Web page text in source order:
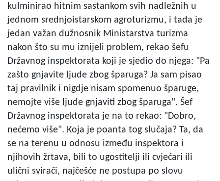
kulminirao hitnim sastankom svih nadležnih u
jednom srednjoistarskom agroturizmu, i tada je
jedan važan dužnosnik Ministarstva turizma
nakon što su mu iznijeli problem, rekao šefu
Državnog inspektorata koji je sjedio do njega: "Pa
zašto gnjavite ljude zbog šparuga? Ja sam pisao
taj pravilnik i nigdje nisam spomenuo šparuge,
nemojte više ljude gnjaviti zbog šparuga". Šef
Državnog inspektorata je na to rekao: "Dobro,
nećemo više". Koja je poanta tog slučaja? Ta, da
se na terenu u odnosu između inspektora i
njihovih žrtava, bili to ugostitelji ili cvjećari ili
ulični svirači, najčešće ne postupa po slovu